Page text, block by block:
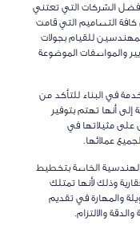
الشركات التي تعتني
التصاميم التي قامت
للقيام بجولات
والمواصفات الموضوعة
في البناء للتأكد من
إلى أنها تهتم بتوفير
على مثيلاتها في
عملائها.
الخاصة بتخطيط
وذلك لأنها تمتلك
والمهارة في تقديم
والالتزام.